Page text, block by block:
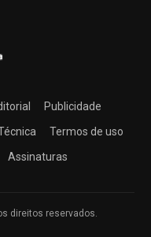
Publicidade
Termos de uso
Assinaturas
direitos reservados.